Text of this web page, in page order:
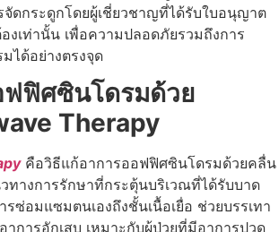
จัดกระดูกโดยผู้เชี่ยวชาญที่ได้รับใบอนุญาต
งเท่านั้น เพื่อความปลอดภัยรวมถึงการ
ได้อย่างตรงจุด
ฟิศซินโดรมด้วย
Therapy
คือวิธีแก้อาการออฟฟิศซินโดรมด้วยคลื่น
ทางการรักษาที่กระตุ้นบริเวณที่ได้รับบาด
รซ่อมแซมตนเองถึงชั้นเนื้อเยื่อ ช่วยบรรเทา
าการอักเสบ เหมาะกับผู้ป่วยที่มีอาการปวด